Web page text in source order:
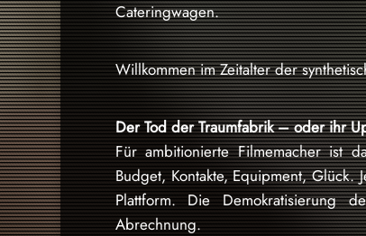
Cateringwagen.
Willkommen im Zeitalter der
Der Tod der Traumfabrik – oder ihr
Für ambitionierte Filmemacher ist
Budget, Kontakte, Equipment,
Plattform. Die Demokratisierung
Abrechnung.